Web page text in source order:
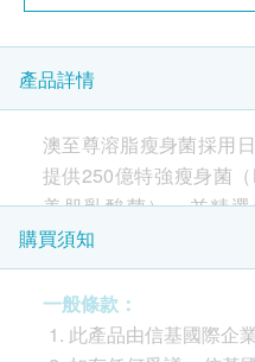
產品詳情
澳至尊溶脂瘦身菌採用
提供250億特強瘦身菌
美肌乳酸菌），並精
精)，為腸道益菌的存活
~50億日本專利菌B-3特強
研究證實,持續服用3個
購買須知
一般條款：
此產品由信基國際企